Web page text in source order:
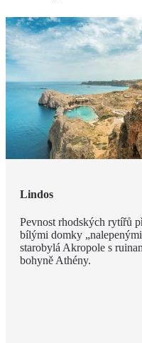
Lindos
Pevnost rhodských rytířů
bílými domky
starobylá Akropole s
bohyně Athény.